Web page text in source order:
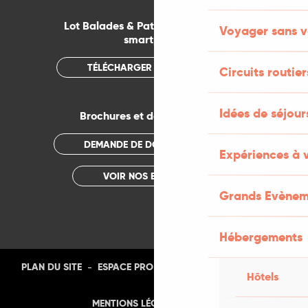
Voyager sans
Circuits
Idées de
Expériences à
Grands
Hébergements
Hôtels
Lot Balades & Patrimoines sur votre
smartphone
TÉLÉCHARGER L'APPLICATION
Brochures et documentations
DEMANDE DE DOCUMENTATION
VOIR NOS BROCHURES
PLAN DU SITE - ESPACE PRO
MENTIONS LÉGALES